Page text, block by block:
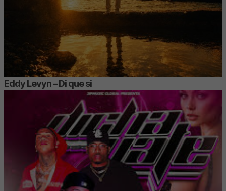
Eddy Levyn – Di que si